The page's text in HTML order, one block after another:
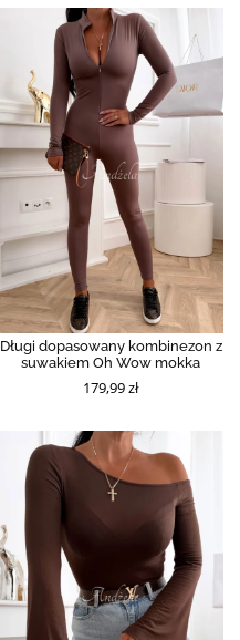
Długi dopasowany kombinezon z
suwakiem Oh Wow mokka
179,99 zł